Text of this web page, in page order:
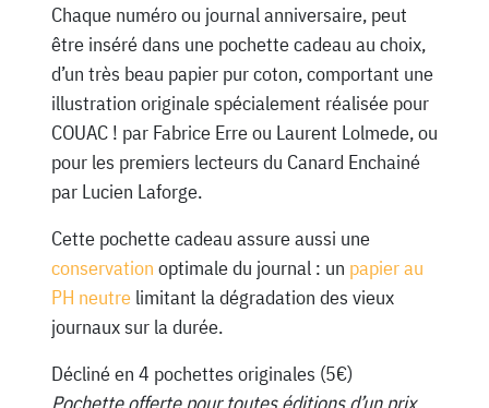
Chaque numéro ou journal anniversaire, peut
être inséré dans une pochette cadeau au choix,
d’un très beau papier pur coton, comportant une
illustration originale spécialement réalisée pour
COUAC ! par Fabrice Erre ou Laurent Lolmede, ou
pour les premiers lecteurs du Canard Enchainé
par Lucien Laforge.
Cette pochette cadeau assure aussi une
conservation optimale du journal : un papier au
PH neutrelimitant la dégradation des vieux
journaux sur la durée.
Décliné en 4 pochettes originales (5€)
Pochette offerte pour toutes éditions d’un prix